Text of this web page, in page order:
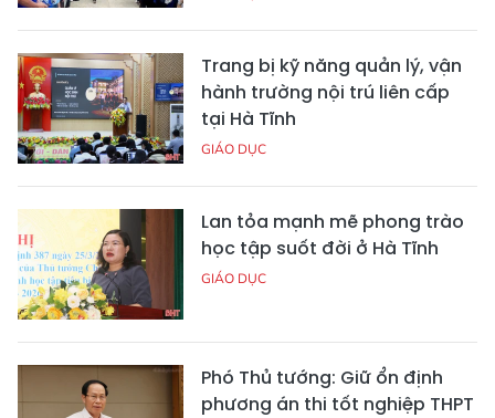
Trang bị kỹ năng quản lý, vận
hành trường nội trú liên cấp
tại Hà Tĩnh
GIÁO DỤC
Lan tỏa mạnh mẽ phong trào
học tập suốt đời ở Hà Tĩnh
GIÁO DỤC
Phó Thủ tướng: Giữ ổn định
phương án thi tốt nghiệp THPT